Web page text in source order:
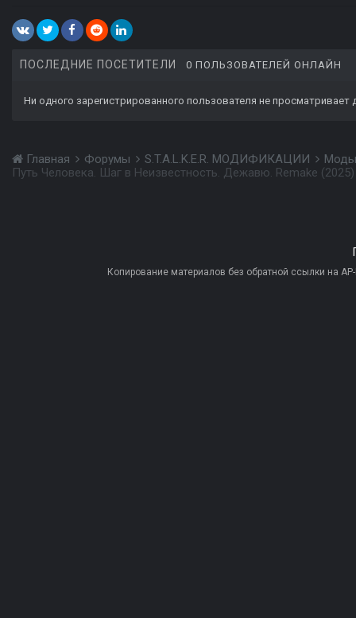
ПОСЛЕДНИЕ ПОСЕТИТЕЛИ 0 ПОЛЬЗОВАТЕЛЕЙ ОНЛАЙН
Ни одного зарегистрированного пользователя не просматривает
Главная Форумы S.T.A.L.K.E.R. МОДИФИКАЦИИ
Путь Человека. Шаг в Неизвестность. Дежавю. Remake (2025)
Копирование материалов без обратной ссылки на